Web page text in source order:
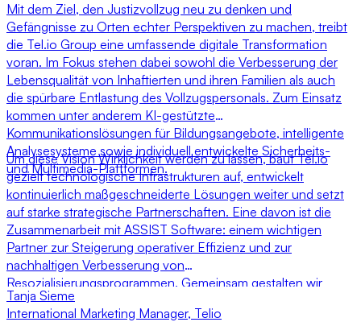
Mit dem Ziel, den Justizvollzug neu zu denken und
Gefängnisse zu Orten echter Perspektiven zu machen, treibt
die Tel.io Group eine umfassende digitale Transformation
voran. Im Fokus stehen dabei sowohl die Verbesserung der
Lebensqualität von Inhaftierten und ihren Familien als auch
die spürbare Entlastung des Vollzugspersonals. Zum Einsatz
kommen unter anderem KI-gestützte
Kommunikationslösungen für Bildungsangebote, intelligente
Analysesysteme sowie individuell entwickelte Sicherheits-
und Multimedia-Plattformen.
Um diese Vision Wirklichkeit werden zu lassen, baut Tel.io
gezielt technologische Infrastrukturen auf, entwickelt
kontinuierlich maßgeschneiderte Lösungen weiter und setzt
auf starke strategische Partnerschaften. Eine davon ist die
Zusammenarbeit mit ASSIST Software: einem wichtigen
Partner zur Steigerung operativer Effizienz und zur
nachhaltigen Verbesserung von
Resozialisierungsprogrammen. Gemeinsam gestalten wir
zukunftsweisende Lösungen für einen wirksameren und
moderneren Justizvollzug.
Tanja Sieme
International Marketing Manager, Telio